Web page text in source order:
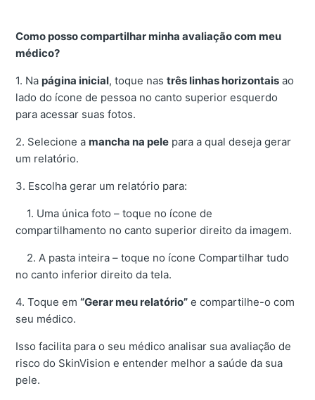
Como posso compartilhar minha avaliação com meu
médico?
1. Na página inicial, toque nastrês linhas horizontais ao
lado do ícone de pessoa no canto superior esquerdo
para acessar suas fotos.
2. Selecione a mancha na pele para a qual deseja gerar
um relatório.
3. Escolha gerar um relatório para:
1. Uma única foto – toque no ícone de
compartilhamento no canto superior direito da imagem.
2. A pasta inteira – toque no ícone Compartilhar tudo
no canto inferior direito da tela.
4. Toque em“Gerar meu relatório” e compartilhe-o com
seu médico.
Isso facilita para o seu médico analisar sua avaliação de
risco do SkinVision e entender melhor a saúde da sua
pele.